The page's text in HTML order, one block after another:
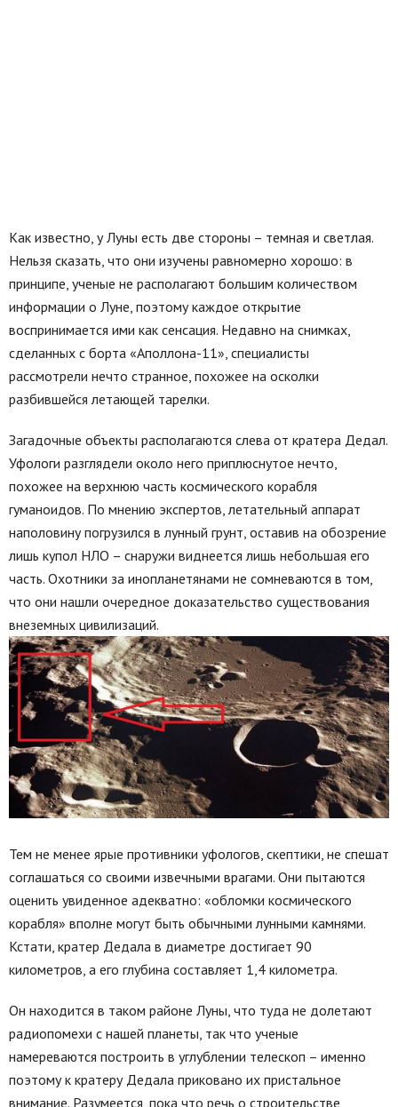
Как известно, у Луны есть две стороны – темная и светлая.
Нельзя сказать, что они изучены равномерно хорошо: в
принципе, ученые не располагают большим количеством
информации о Луне, поэтому каждое открытие
воспринимается ими как сенсация. Недавно на снимках,
сделанных с борта «Аполлона-11», специалисты
рассмотрели нечто странное, похожее на осколки
разбившейся летающей тарелки.
Загадочные объекты располагаются слева от кратера Дедал.
Уфологи разглядели около него приплюснутое нечто,
похожее на верхнюю часть космического корабля
гуманоидов. По мнению экспертов, летательный аппарат
наполовину погрузился в лунный грунт, оставив на обозрение
лишь купол НЛО – снаружи виднеется лишь небольшая его
часть. Охотники за инопланетянами не сомневаются в том,
что они нашли очередное доказательство существования
внеземных цивилизаций.
Тем не менее ярые противники уфологов, скептики, не спешат
соглашаться со своими извечными врагами. Они пытаются
оценить увиденное адекватно: «обломки космического
корабля» вполне могут быть обычными лунными камнями.
Кстати, кратер Дедала в диаметре достигает 90
километров, а его глубина составляет 1,4 километра.
Он находится в таком районе Луны, что туда не долетают
радиопомехи с нашей планеты, так что ученые
намереваются построить в углублении телескоп – именно
поэтому к кратеру Дедала приковано их пристальное
внимание. Разумеется, пока что речь о строительстве